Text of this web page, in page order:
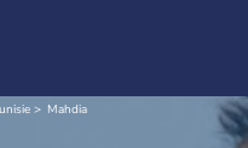
Mahdia